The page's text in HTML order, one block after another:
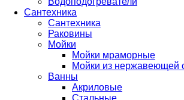
Сантехника
Сантехника
Раковины
Мойки
Мойки мраморные
Мойки из нержавеющей
Ванны
Акриловые